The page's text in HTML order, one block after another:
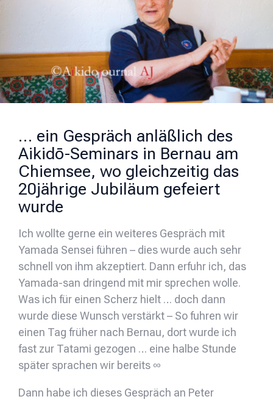
… ein Gespräch anläßlich des
Aikidō-Seminars in Bernau am
Chiemsee, wo gleichzeitig das
20jährige Jubiläum gefeiert
wurde
Ich wollte gerne ein weiteres Gespräch mit
Yamada Sensei führen – dies wurde auch sehr
schnell von ihm akzeptiert. Dann erfuhr ich, das
Yamada-san dringend mit mir sprechen wolle.
Was ich für einen Scherz hielt … doch dann
wurde diese Wunsch verstärkt – So fuhren wir
einen Tag früher nach Bernau, dort wurde ich
fast zur Tatami gezogen … eine halbe Stunde
später sprachen wir bereits ∞
Dann habe ich dieses Gespräch an Peter